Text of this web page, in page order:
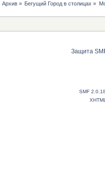
Архив » Бегущий Город в столицах »
Защита
SMF